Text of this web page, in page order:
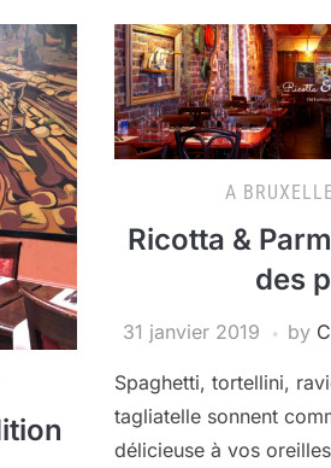
A
Ricotta &
des
31 janvier 2019 by
Spaghetti, tortellini,
tagliatelle sonnent
délicieuse à vos